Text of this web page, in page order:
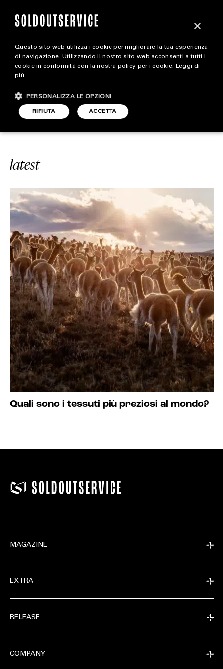
magazine
STYLE
FOOTWEAR
#GIFT OF KINGS
latest
Quali sono i tessuti più preziosi al mondo?
MAGAZINE
EXTRA
RELEASE
COMPANY
×
Questo sito web utilizza i cookie per migliorare la tua esperienza
di navigazione. Utilizzando il nostro sito web acconsenti a tutti i
cookie in conformità con la nostra policy per i cookie. Leggi di
più
ACCETTA
RIFIUTA
PERSONALIZZA LE OPZIONI